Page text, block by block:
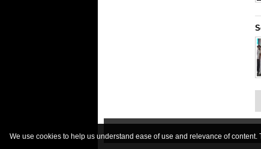
We use cookies to help us understand ease of use and relevance of